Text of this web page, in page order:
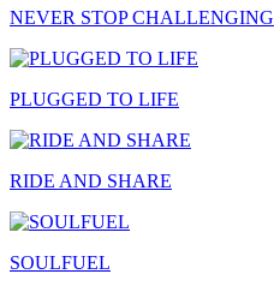
NEVER STOP CHALLENGING
PLUGGED TO LIFE
RIDE AND SHARE
SOULFUEL